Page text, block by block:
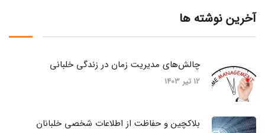
آخرین نوشته ها
چالش‌های مدیریت زمان در زندگی خلبانی
12 تیر 1403
بلاکچین و حفاظت از اطلاعات شخصی خلبانان